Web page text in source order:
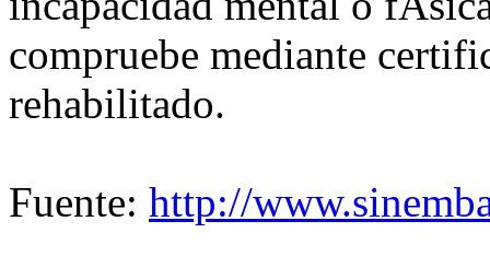
compruebe mediante
rehabilitado.
Fuente: http://